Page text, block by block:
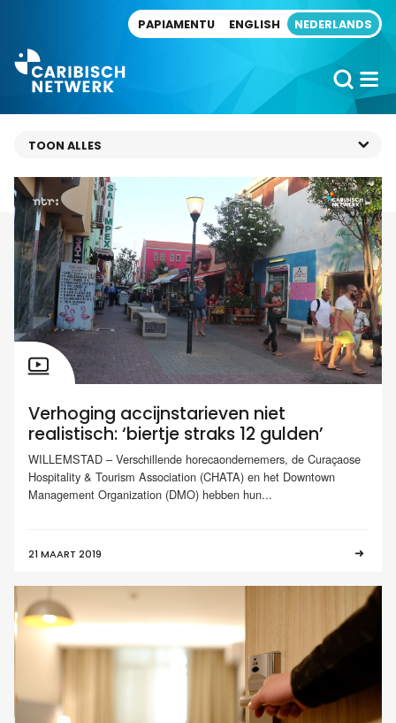
PAPIAMENTU ENGLISH NEDERLANDS
Verhoging accijnstarieven niet
realistisch: ‘biertje straks 12 gulden’
WILLEMSTAD – Verschillende horecaondernemers, de Curaçaose
Hospitality & Tourism Association (CHATA) en het Downtown
Management Organization (DMO) hebben hun...
21 MAART 2019